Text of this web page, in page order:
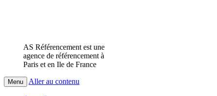
AS Référencement est une
agence de référencement à
Paris et en Ile de France
Menu Aller au contenu